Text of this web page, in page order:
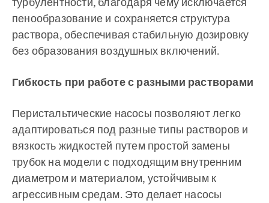
пенообразование и сохраняется структура
раствора, обеспечивая стабильную дозировку
без образования воздушных включений.
Гибкость при работе с разными растворами
Перистальтические насосы позволяют легко
адаптироваться под разные типы растворов и
вязкость жидкостей путем простой замены
трубок на модели с подходящим внутренним
диаметром и материалом, устойчивым к
агрессивным средам. Это делает насосы